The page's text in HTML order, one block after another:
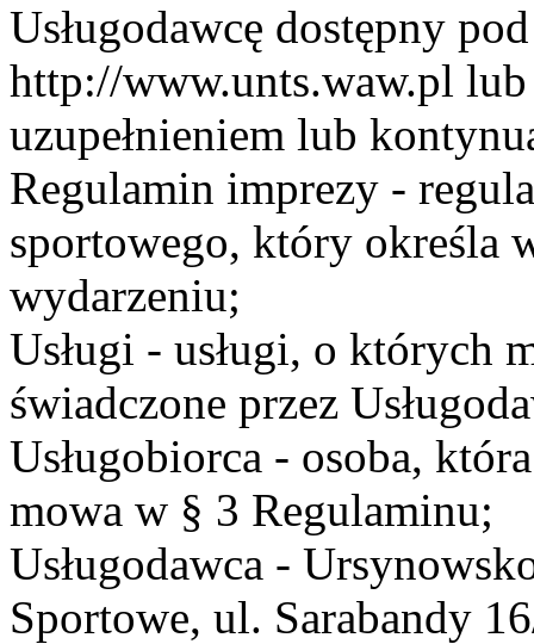
Usługodawcę dostępny
http://www.unts.waw.pl lub
uzupełnieniem lub
Regulamin imprezy -
sportowego, który określa
wydarzeniu;
Usługi - usługi, o których
świadczone przez
Usługobiorca - osoba,
mowa w § 3 Regulaminu;
Usługodawca -
Sportowe, ul. Sarabandy